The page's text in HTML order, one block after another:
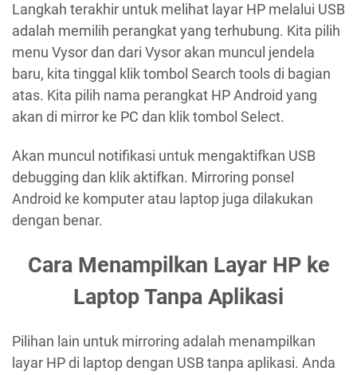
Langkah terakhir untuk melihat layar HP melalui USB
adalah memilih perangkat yang terhubung. Kita pilih
menu Vysor dan dari Vysor akan muncul jendela
baru, kita tinggal klik tombol Search tools di bagian
atas. Kita pilih nama perangkat HP Android yang
akan di mirror ke PC dan klik tombol Select.
Akan muncul notifikasi untuk mengaktifkan USB
debugging dan klik aktifkan. Mirroring ponsel
Android ke komputer atau laptop juga dilakukan
dengan benar.
Cara Menampilkan Layar HP ke
Laptop Tanpa Aplikasi
Pilihan lain untuk mirroring adalah menampilkan
layar HP di laptop dengan USB tanpa aplikasi. Anda